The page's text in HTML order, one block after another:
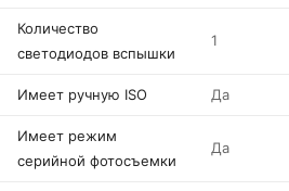
Количество
светодиодов вспышки
1
Имеет ручную ISO Да
Имеет режим
серийной фотосъемки
Да